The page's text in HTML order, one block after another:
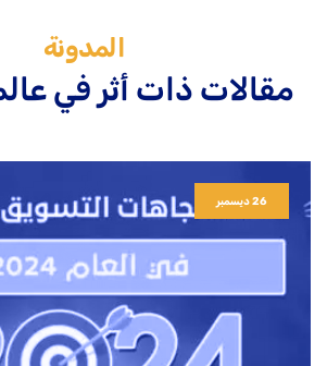
المدونة
مقالات ذات أثر في
26 ديسمبر